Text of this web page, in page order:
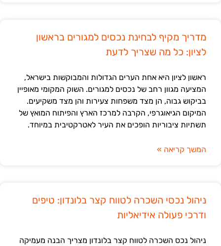
מדריך מקיף לבחינת נכסים למגורים בראשון
לציון: כל מה שצריך לדעת
ראשון לציון היא אחת הערים הגדולות והמבוקשות בישראל,
המציעה מגוון רחב של נכסים למגורים. השוק המקומי מאופיין
בביקוש גבוה, הן מצד משפחות צעירות והן מצד משקיעים.
המיקום הגיאוגרפי, הקרבה למרכז הארץ והפיתוח המואץ של
תשתיות ציבוריות הופכים את העיר לאטרקטיבית במיוחד.
המשך קריאה »
ניהול נכסי השכרה לטווח קצר בלונדון: טיפים
ודרכי פעולה אידיאליות
ניהול נכס השכרה לטווח קצר בלונדון מצריך הבנה מעמיקה